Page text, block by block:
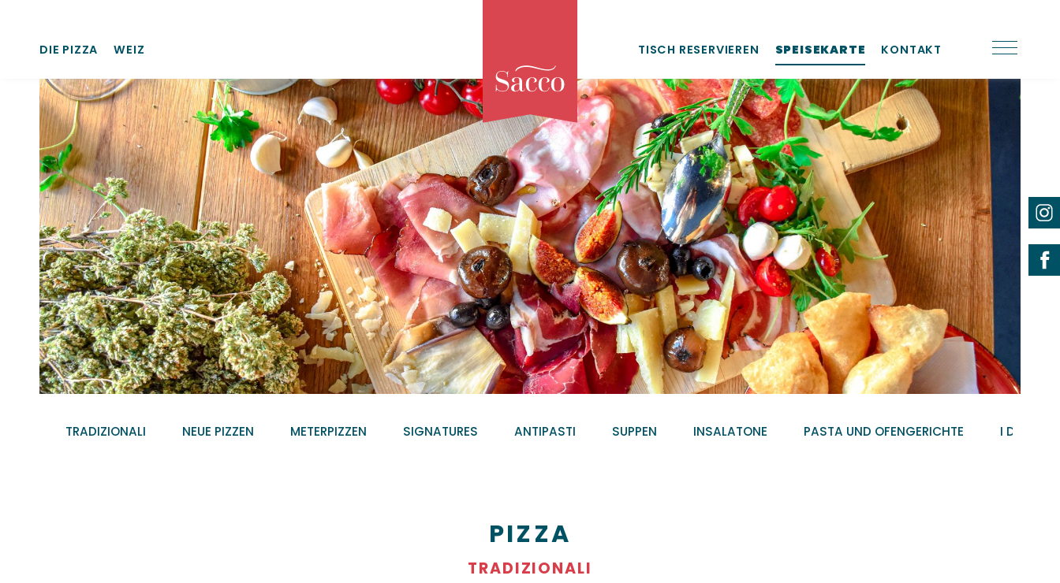
DIE PIZZA WEIZ TISCH RESERVIEREN SPEISEKARTE KONTAKT
TRADIZIONALI NEUE PIZZEN METERPIZZEN SIGNATURES ANTIPASTI SUPPEN INSALATONE PASTA UND OFENGERICHTE I DOLCI
PIZZA
TRADIZIONALI